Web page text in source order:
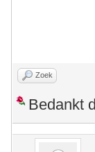
Zoek
Bedankt